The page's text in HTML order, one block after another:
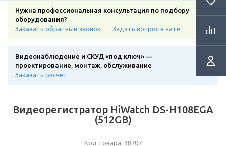
Нужна профессиональная консультация по подбору
оборудования?
Заказать обратный звонок
Задать вопрос в чате
Видеонаблюдение и СКУД «под ключ» —
проектирование, монтаж, обслуживание
Заказать расчет
Видеорегистратор HiWatch DS-H108EGA
(512GB)
Код товара: 38707